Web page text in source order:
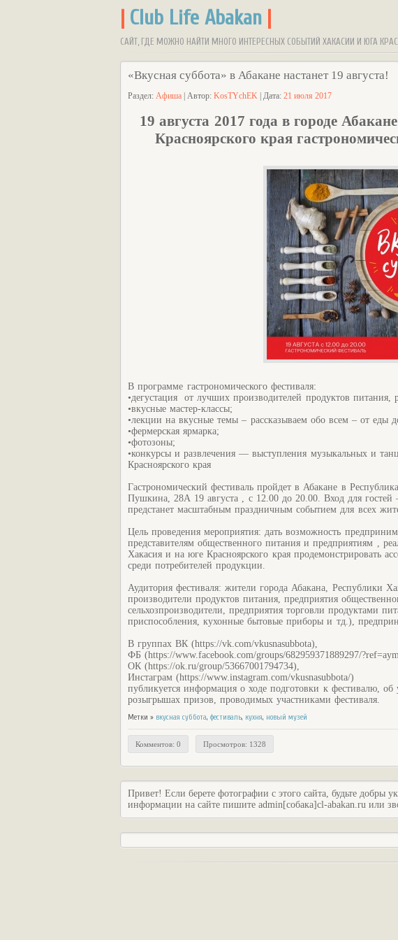
Club Life Abakan
САЙТ, ГДЕ МОЖНО НАЙТИ МНОГО ИНТЕРЕСНЫХ СОБЫТИЙ ХАКАСИИ И ЮГА
«Вкусная суббота» в Абакане настанет 19 августа!
Раздел: Афиша | Автор: KosTYchEK | Дата: 21 июля 2017
19 августа 2017 года в городе
Красноярского края
В программе гастрономического фестиваля:
•дегустация от лучших производителей продуктов питания,
•вкусные мастер-классы;
•лекции на вкусные темы – рассказываем обо всем – от еды
•фермерская ярмарка;
•фотозоны;
•конкурсы и развлечения — выступления музыкальных и
Красноярского края
Гастрономический фестиваль пройдет в Абакане в
Пушкина, 28А 19 августа , с 12.00 до 20.00. Вход для
предстанет масштабным праздничным событием для всех
Цель проведения мероприятия: дать возможность
представителям общественного питания и предприятиям ,
Хакасия и на юге Красноярского края продемонстрировать
среди потребителей продукции.
Аудитория фестиваля: жители города Абакана, Республики
производители продуктов питания, предприятия
сельхозпроизводители, предприятия торговли продуктами
приспособления, кухонные бытовые приборы и тд.),
В группах ВК (https://vk.com/vkusnasubbota),
ФБ (https://www.facebook.com/groups/682959371889297/
ОК (https://ok.ru/group/53667001794734),
Инстаграм (https://www.instagram.com/vkusnasubbota/)
публикуется информация о ходе подготовки к фестивалю, об
розыгрышах призов, проводимых участниками фестиваля.
Метки » вкусная суббота, фестиваль, кухня, новый музей
Комментов: 0 Просмотров: 1328
Привет! Если берете фотографии с этого сайта, будьте добры
информации на сайте пишите admin[собака]cl-abakan.ru или